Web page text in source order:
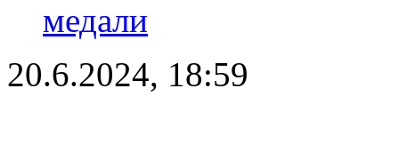
медали
20.6.2024, 18:59